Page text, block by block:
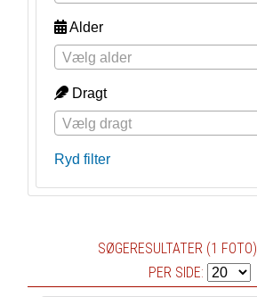
Alder
Vælg alder
Dragt
Vælg dragt
Ryd filter
SØGERESULTATER (1 FOTO)
PER SIDE: